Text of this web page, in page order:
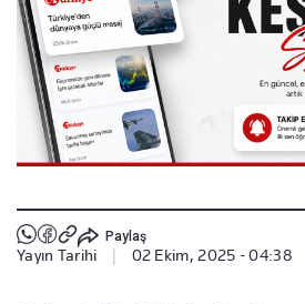
Paylaş
Yayın Tarihi 02 Ekim, 2025 - 04:38